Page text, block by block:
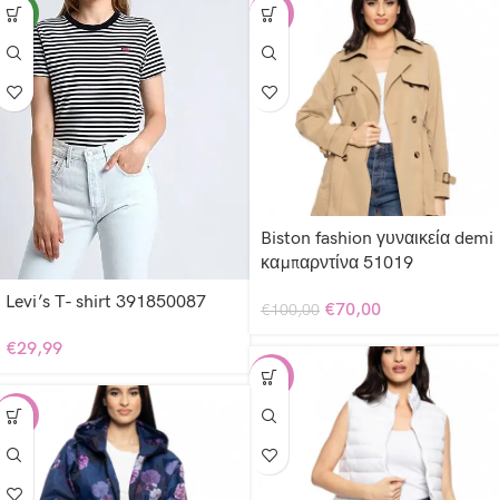
NEW
Levi’s T- shirt 391850087
€29,99
-30%
Biston fashion γυναικεία demi
καμπαρντίνα 51019
€100,00 €70,00
-30%
-20%